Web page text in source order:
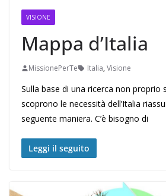
VISIONE
Mappa d’Italia
MissionePerTe Italia,Visione
Sulla base di una ricerca non proprio
scoprono le necessità dell’Italia
seguente maniera. C’è bisogno di
Leggi il seguito